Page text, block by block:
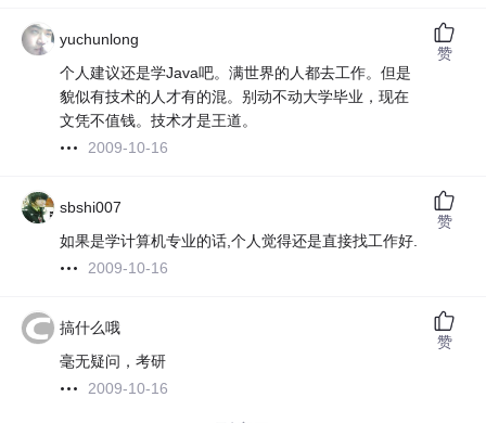
yuchunlong
个人建议还是学Java吧。满世界的人都去工作。但是
貌似有技术的人才有的混。别动不动大学毕业，现在
文凭不值钱。技术才是王道。
2009-10-16
赞
sbshi007
如果是学计算机专业的话,个人觉得还是直接找工作好.
2009-10-16
赞
搞什么哦
毫无疑问，考研
2009-10-16
赞